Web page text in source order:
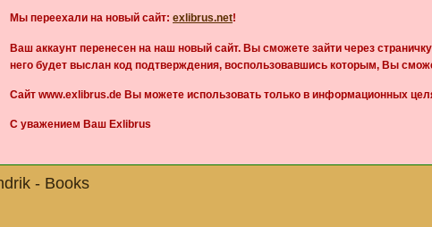
Мы переехали на новый сайт: exlibrus.net!
Ваш аккаунт перенесен на наш новый сайт. Вы сможете зайти через
него будет выслан код подтверждения, воспользовавшись которым, Вы
Сайт www.exlibrus.de Вы можете использовать только в информационных
С уважением Ваш Exlibrus
- Books